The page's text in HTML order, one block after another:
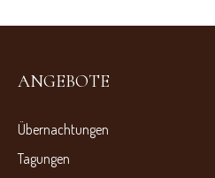
ANGEBOTE
Übernachtungen
Tagungen